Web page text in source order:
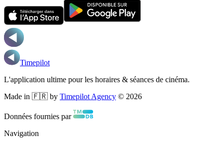
Timepilot
L'application ultime pour les horaires & séances de cinéma.
Made in 🇫🇷 by Timepilot Agency © 2026
Données fournies par
Navigation